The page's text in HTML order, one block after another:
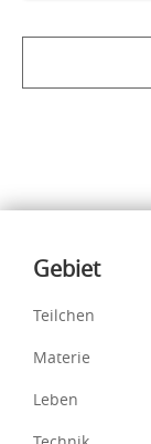
Inhalte
Gebiet
Teilchen
Materie
Leben